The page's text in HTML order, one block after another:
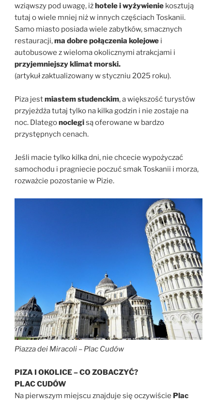
wziąwszy pod uwagę, iżhotele i wyżywienie kosztują
tutaj o wiele mniej niż w innych częściach Toskanii.
Samo miasto posiada wiele zabytków, smacznych
restauracji,ma dobre połączenia kolejowe i
autobusowe z wieloma okolicznymi atrakcjami i
przyjemniejszy klimat morski.
(artykuł zaktualizowany w styczniu 2025 roku).
Piza jestmiastem studenckim, a większość turystów
przyjeżdża tutaj tylko na kilka godzin i nie zostaje na
noc. Dlategonoclegisą oferowane w bardzo
przystępnych cenach.
Jeśli macie tylko kilka dni, nie chcecie wypożyczać
samochodu i pragniecie poczuć smak Toskanii i morza,
rozważcie pozostanie w Pizie.
Piazza dei Miracoli – Plac Cudów
PIZA I OKOLICE – CO ZOBACZYĆ?
PLAC CUDÓW
Na pierwszym miejscu znajduje się oczywiście Plac